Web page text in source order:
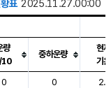
표 2025.11.27.00:00
, 기압등을 안내한 표입
량
10
중하운량
현재
기온
0 0
2.9